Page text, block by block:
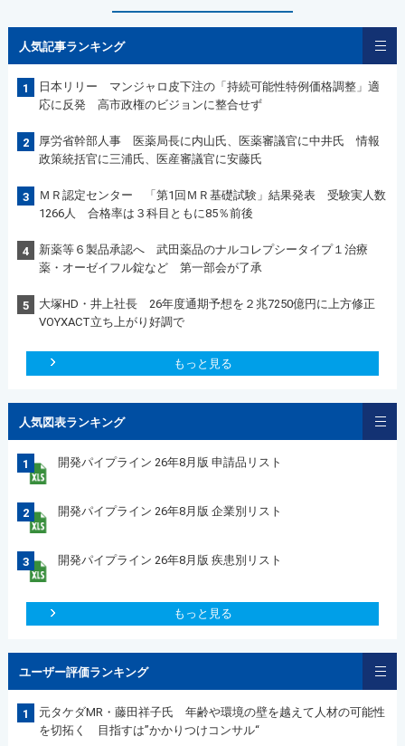
人気記事ランキング
1
日本リリー マンジャロ皮下注の「持続可能性特例価格調整」適
応に反発 高市政権のビジョンに整合せず
2
厚労省幹部人事 医薬局長に内山氏、医薬審議官に中井氏 情報
政策統括官に三浦氏、医産審議官に安藤氏
3
ＭＲ認定センター 「第1回ＭＲ基礎試験」結果発表 受験実人数
1266人 合格率は３科目ともに85％前後
4
新薬等６製品承認へ 武田薬品のナルコレプシータイプ１治療
薬・オーゼイフル錠など 第一部会が了承
5
大塚HD・井上社長 26年度通期予想を２兆7250億円に上方修正
VOYXACT立ち上がり好調で
もっと見る
人気図表ランキング
1 開発パイプライン 26年8月版 申請品リスト
2 開発パイプライン 26年8月版 企業別リスト
3 開発パイプライン 26年8月版 疾患別リスト
もっと見る
ユーザー評価ランキング
1
元タケダMR・藤田祥子氏 年齢や環境の壁を越えて人材の可能性
を切拓く 目指すは”かかりつけコンサル“